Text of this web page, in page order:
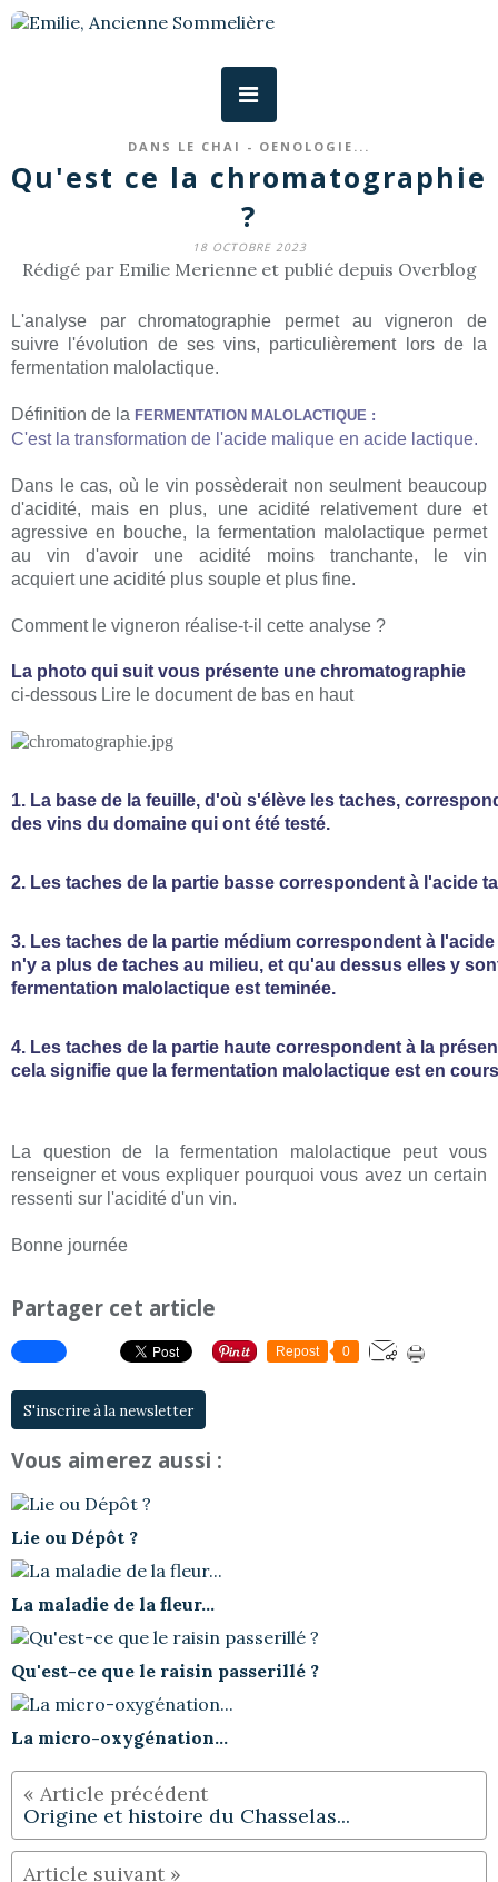
DANS LE CHAI - OENOLOGIE...
Qu'est ce la chromatographie
?
18 OCTOBRE 2023
Rédigé par Emilie Merienne et publié depuis Overblog
L'analyse par chromatographie permet au vigneron de
suivre l'évolution de ses vins, particulièrement lors de la
fermentation malolactique.
Définition de la FERMENTATION MALOLACTIQUE :
C'est la transformation de l'acide malique en acide lactique.
Dans le cas, où le vin possèderait non seulment beaucoup
d'acidité, mais en plus, une acidité relativement dure et
agressive en bouche, la fermentation malolactique permet
au vin d'avoir une acidité moins tranchante, le vin
acquiert une acidité plus souple et plus fine.
Comment le vigneron réalise-t-il cette analyse ?
La photo qui suit vous présente une chromatographie
ci-dessous Lire le document de bas en haut
1. La base de la feuille, d'où s'élève les taches,
des vins du domaine qui ont été testé.
2. Les taches de la partie basse correspondent à l'acide
3. Les taches de la partie médium correspondent à
n'y a plus de taches au milieu, et qu'au dessus elles y
fermentation malolactique est teminée.
4. Les taches de la partie haute correspondent à la
cela signifie que la fermentation malolactique est en
La question de la fermentation malolactique peut vous
renseigner et vous expliquer pourquoi vous avez un certain
ressenti sur l'acidité d'un vin.
Bonne journée
Partager cet article
Repost 0
S'inscrire à la newsletter
Vous aimerez aussi :
Lie ou Dépôt ?
La maladie de la fleur...
Qu'est-ce que le raisin passerillé ?
La micro-oxygénation...
Origine et histoire du Chasselas...